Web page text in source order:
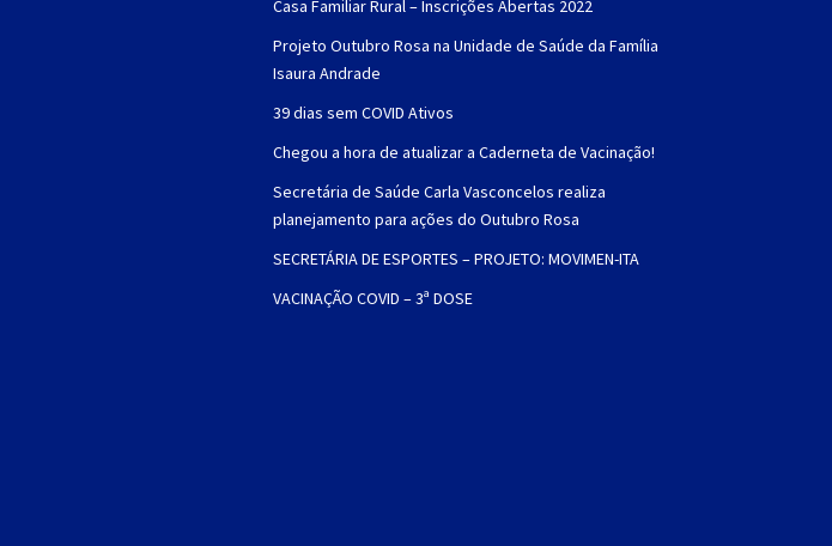
Casa Familiar Rural – Inscrições Abertas 2022
Projeto Outubro Rosa na Unidade de Saúde da Família
Isaura Andrade
39 dias sem COVID Ativos
Chegou a hora de atualizar a Caderneta de Vacinação!
Secretária de Saúde Carla Vasconcelos realiza
planejamento para ações do Outubro Rosa
SECRETÁRIA DE ESPORTES – PROJETO: MOVIMEN-ITA
VACINAÇÃO COVID – 3ª DOSE